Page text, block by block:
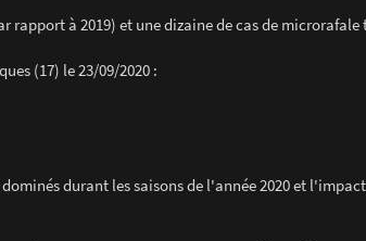
rapport à 2019) et une dizaine de cas de
(17) le 23/09/2020 :
durant les saisons de l'année 2020 et